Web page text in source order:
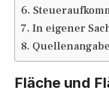
In eigener
Fläche und